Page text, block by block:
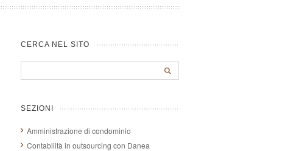
CERCA NEL SITO
SEZIONI
Amministrazione di condominio
Contabilità in outsourcing con Danea